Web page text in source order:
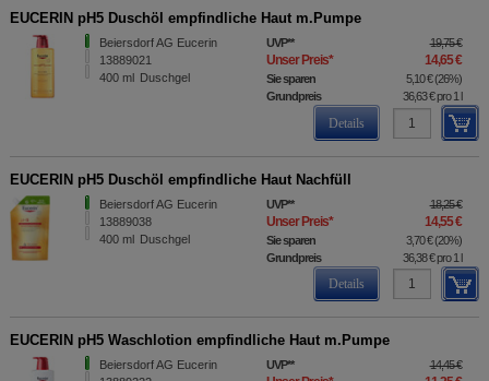
EUCERIN pH5 Duschöl empfindliche Haut m.Pumpe
Beiersdorf AG Eucerin
13889021
400 ml Duschgel
UVP** 19,75 €
Unser Preis* 14,65 €
Sie sparen 5,10 € (26%)
Grundpreis
36,63 €pro 1 l
Details
EUCERIN pH5 Duschöl empfindliche Haut Nachfüll
Beiersdorf AG Eucerin
13889038
400 ml Duschgel
UVP** 18,25 €
Unser Preis* 14,55 €
Sie sparen 3,70 € (20%)
Grundpreis
36,38 €pro 1 l
Details
EUCERIN pH5 Waschlotion empfindliche Haut m.Pumpe
Beiersdorf AG Eucerin
UVP** 14,45 €